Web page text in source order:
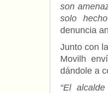
son
solo
denuncia
Junto con
Movilh
dándole a
“El